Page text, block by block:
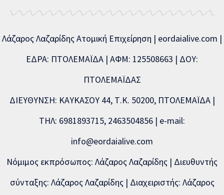
Λάζαρος Λαζαρίδης Ατομική Επιχείρηση | eordaialive.com |
ΕΔΡΑ: ΠΤΟΛΕΜΑΪΔΑ | ΑΦΜ: 125508663 | ΔΟΥ:
ΠΤΟΛΕΜΑΪΔΑΣ
ΔΙΕΥΘΥΝΣΗ: ΚΑΥΚΑΣΟΥ 44, Τ.Κ. 50200, ΠΤΟΛΕΜΑΪΔΑ |
ΤΗΛ: 6981893715, 2463504856 | e-mail:
info@eordaialive.com
Νόμιμος εκπρόσωπος: Λάζαρος Λαζαρίδης | Διευθυντής
σύνταξης: Λάζαρος Λαζαρίδης | Διαχειριστής: Λάζαρος